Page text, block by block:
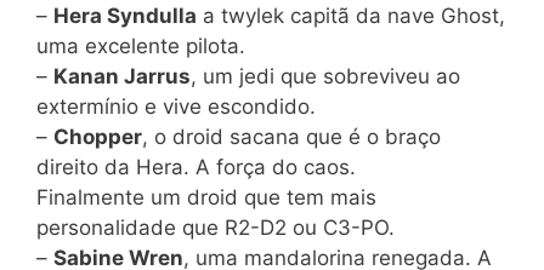
– Hera Syndulla a twylek capitã da nave Ghost,
uma excelente pilota.
– Kanan Jarrus, um jedi que sobreviveu ao
extermínio e vive escondido.
– Chopper, o droid sacana que é o braço
direito da Hera. A força do caos.
Finalmente um droid que tem mais
personalidade que R2-D2 ou C3-PO.
– Sabine Wren, uma mandalorina renegada. A